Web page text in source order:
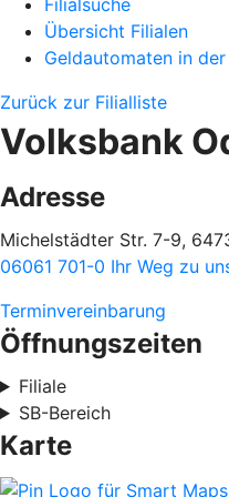
Filialsuche
Übersicht Filialen
Geldautomaten in
Zurück zur Filialliste
Volksbank
Adresse
Michelstädter Str. 7-9,
06061 701-0 Ihr Weg zu
Terminvereinbarung
Öffnungszeiten
Filiale
SB-Bereich
Karte